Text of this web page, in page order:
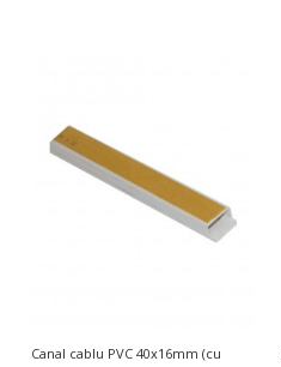
Canal cablu PVC 40x16mm (cu